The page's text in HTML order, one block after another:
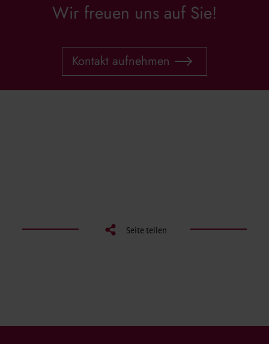
Wir freuen uns auf Sie!
Kontakt aufnehmen
Seite teilen